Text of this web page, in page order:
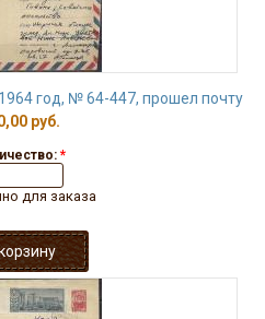
год, № 64-447, прошел почту
руб.
*
для заказа